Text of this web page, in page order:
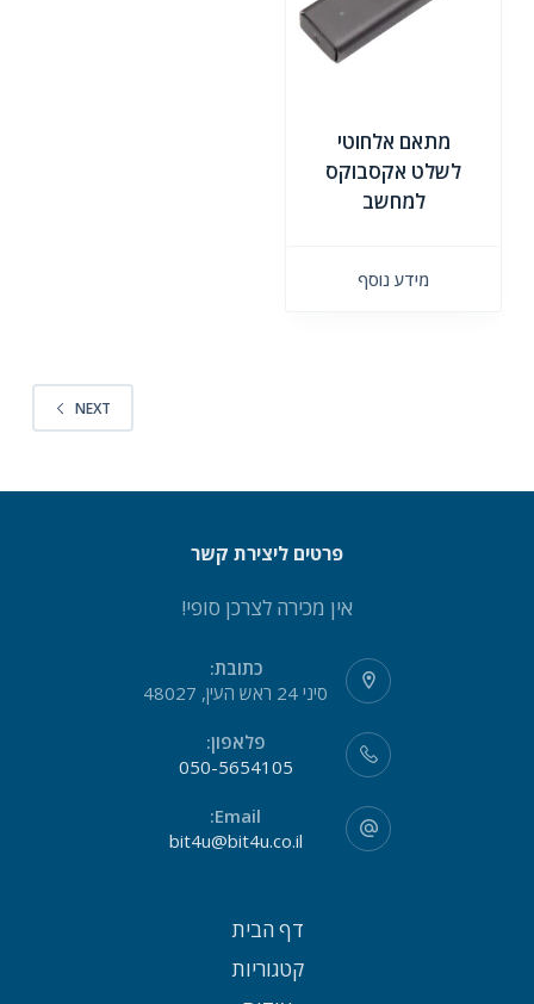
מתאם אלחוטי
לשלט אקסבוקס
למחשב
מידע נוסף
NEXT
פרטים ליצירת קשר
אין מכירה לצרכן סופי!
כתובת:
סיני 24 ראש העין, 48027
פלאפון:
050-5654105
Email:
bit4u@bit4u.co.il
דף הבית
קטגוריות